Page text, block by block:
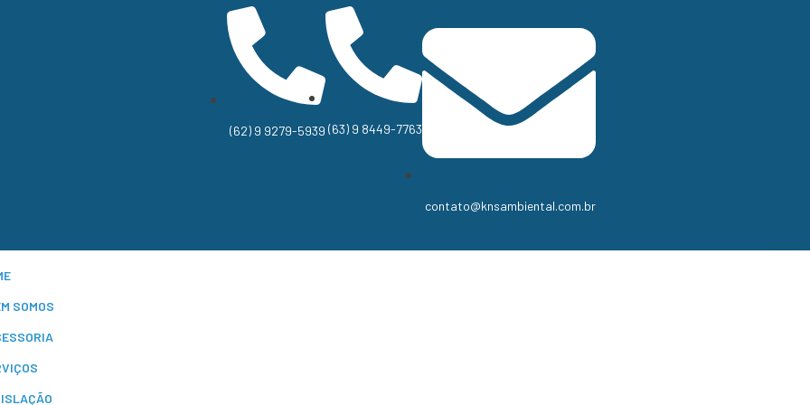
(62) 9 9279-5939 (63) 9 8449-7763
contato@knsambiental.com.br
SOMOS